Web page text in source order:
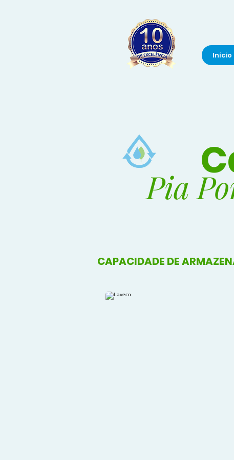
Início
Pia
CAPACIDADE DE